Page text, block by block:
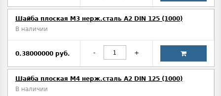
Шайба плоская М3 нерж.сталь А2 DIN 125 (1000)
В наличии
0.38000000 руб. - +
Шайба плоская M4 нерж.сталь А2 DIN 125 (1000)
В наличии